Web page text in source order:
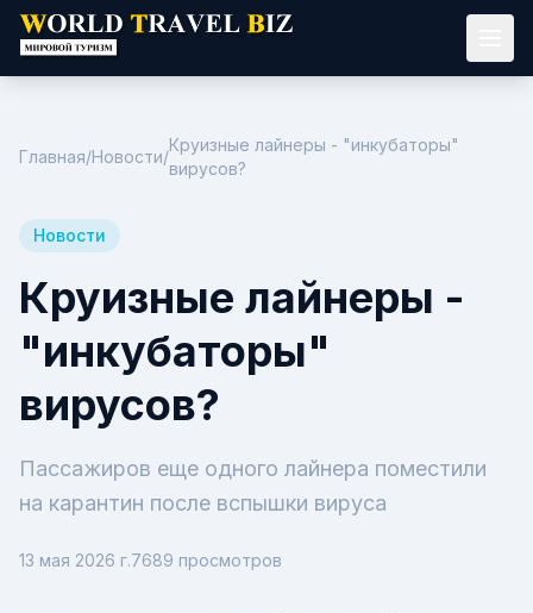
Главная/Новости/
Круизные лайнеры - "инкубаторы"
вирусов?
Новости
Круизные лайнеры -
"инкубаторы"
вирусов?
Пассажиров еще одного лайнера поместили
на карантин после вспышки вируса
13 мая 2026 г.7689 просмотров